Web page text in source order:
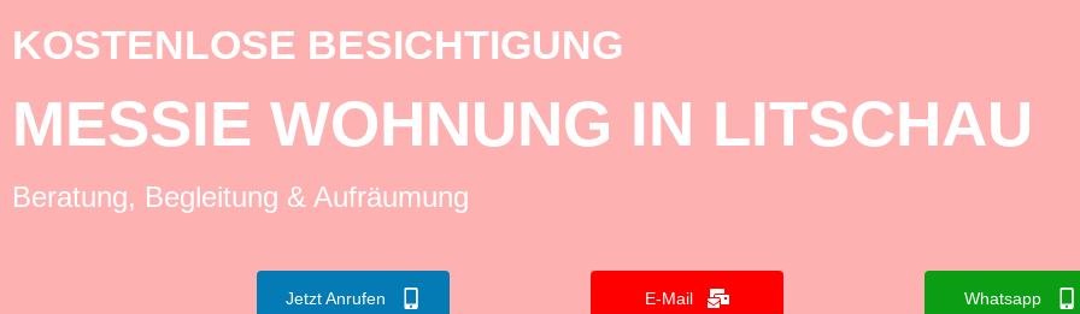
KOSTENLOSE BESICHTIGUNG
MESSIE WOHNUNG IN LITSCHAU
Beratung, Begleitung & Aufräumung
Jetzt Anrufen E-Mail Whatsapp